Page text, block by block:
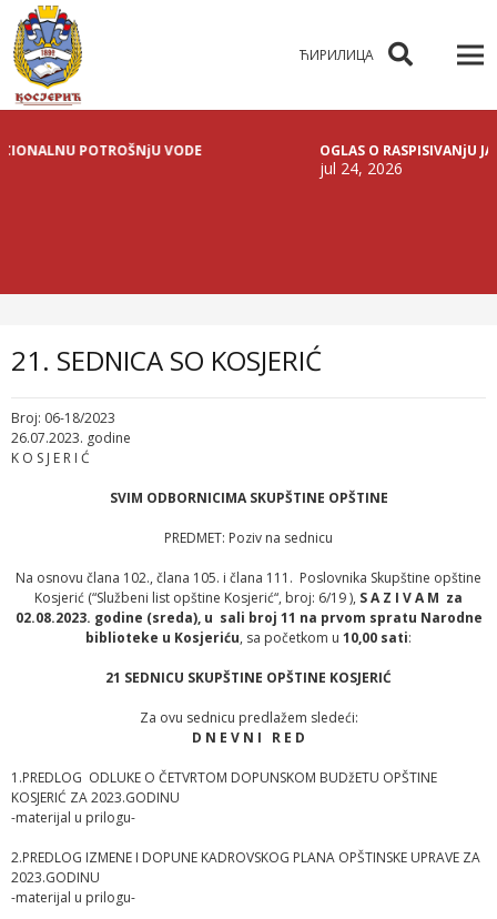
ЋИРИЛИЦА
POTROŠNjU VODE OGLAS O RASPISIVANjU JAVNE
jul 24, 2026
21. SEDNICA SO KOSJERIĆ
Broj: 06-18/2023
26.07.2023. godine
K O S J E R I Ć
SVIM ODBORNICIMA SKUPŠTINE OPŠTINE
PREDMET: Poziv na sednicu
Na osnovu člana 102., člana 105. i člana 111. Poslovnika Skupštine opštine
Kosjerić (“Službeni list opštine Kosjerić“, broj: 6/19 ), S A Z I V A M za
02.08.2023. godine (sreda), u sali broj 11 na prvom spratu Narodne
biblioteke u Kosjeriću, sa početkom u 10,00 sati:
21 SEDNICU SKUPŠTINE OPŠTINE KOSJERIĆ
Za ovu sednicu predlažem sledeći:
D N E V N I R E D
1.PREDLOG ODLUKE O ČETVRTOM DOPUNSKOM BUDžETU OPŠTINE
KOSJERIĆ ZA 2023.GODINU
-materijal u prilogu-
2.PREDLOG IZMENE I DOPUNE KADROVSKOG PLANA OPŠTINSKE UPRAVE ZA
2023.GODINU
-materijal u prilogu-